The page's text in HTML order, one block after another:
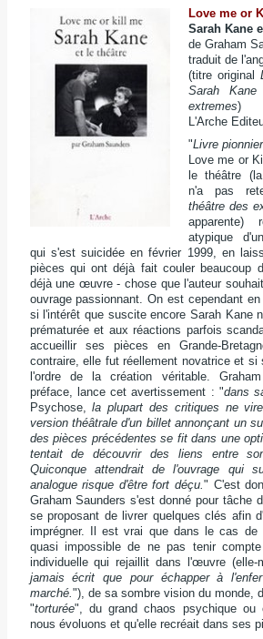
Love me or
Sarah Kane
de Graham
traduit de
(titre original
Sarah
extremes)
L'Arche
"Livre pionnier
Love me or
le théâtre
n'a pas
théâtre des
apparente)
atypique
qui s'est suicidée en février 1999, en
pièces qui ont déjà fait couler beaucoup
déjà une œuvre - chose que l'auteur
ouvrage passionnant. On est cependant
si l'intérêt que suscite encore Sarah Kane
prématurée et aux réactions parfois
accueillir ses pièces en Grande-
contraire, elle fut réellement novatrice et si
l'ordre de la création véritable.
préface, lance cet avertissement : "dans
Psychose,
la plupart des critiques ne
version théâtrale d'un billet annonçant un
des pièces précédentes se fit dans une
tentait de découvrir des liens entre
Quiconque attendrait de l'ouvrage qui
analogue risque d'être fort déçu. " C'est
Graham Saunders s'est donné pour tâche
se proposant de livrer quelques clés afin
imprégner. Il est vrai que dans le cas de
quasi impossible de ne pas tenir
individuelle qui rejaillit dans l'œuvre
jamais écrit que pour échapper à
marché. "), de sa sombre vision du monde,
"torturée", du grand chaos psychique ou
nous évoluons et qu'elle recréait dans ses